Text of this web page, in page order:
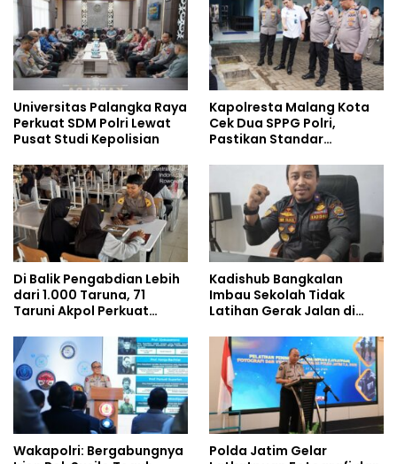
Universitas Palangka Raya
Perkuat SDM Polri Lewat
Pusat Studi Kepolisian
Kapolresta Malang Kota
Cek Dua SPPG Polri,
Pastikan Standar
Pengelolaan Limbah
Berjalan Optimal
Di Balik Pengabdian Lebih
dari 1.000 Taruna, 71
Taruni Akpol Perkuat
Siswa Sekolah Rakyat
Kadishub Bangkalan
Imbau Sekolah Tidak
Latihan Gerak Jalan di
Wakapolri: Bergabungnya
Polda Jatim Gelar